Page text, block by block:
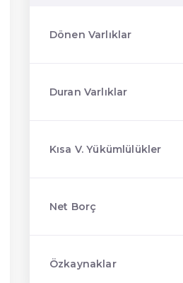
Dönen Varlıklar
Duran Varlıklar
Kısa V. Yükümlülükler
Net Borç
Özkaynaklar